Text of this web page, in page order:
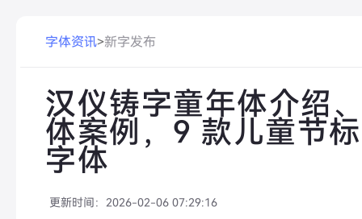
字体资讯>新字发布
汉仪铸字童年体介绍
体案例，9 款儿童节
字体
更新时间： 2026-02-06 07:29:16